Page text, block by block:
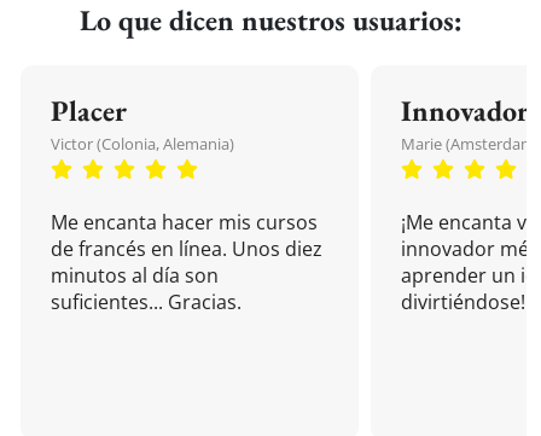
Lo que dicen nuestros usuarios:
Placer
Victor (Colonia, Alemania)
Me encanta hacer mis cursos
de francés en línea. Unos diez
minutos al día son
suficientes... Gracias.
Innovador
Marie (Amsterdam,
¡Me encanta
innovador
aprender un
divirtiéndose!